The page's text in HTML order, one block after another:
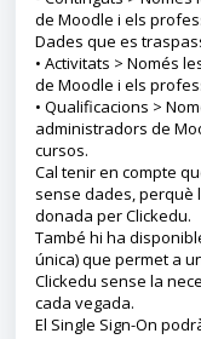
de Moodle i els
Dades que es
• Activitats > Només
de Moodle i els
• Qualificacions >
administradors de
cursos.
Cal tenir en compte
sense dades, perquè
donada per Clickedu.
També hi ha
única) que permet a
Clickedu sense la
cada vegada.
El Single Sign-On